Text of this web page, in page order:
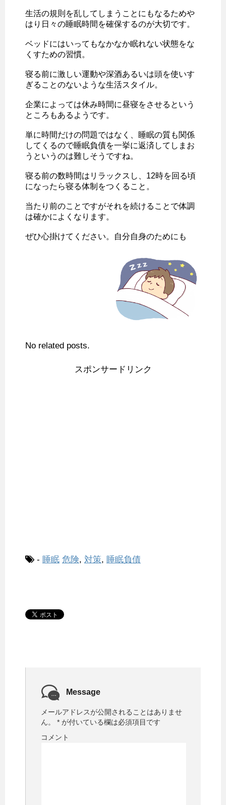
生活の規則を乱してしまうことにもなるためや
はり日々の睡眠時間を確保するのが大切です。
ベッドにはいってもなかなか眠れない状態をな
くすための習慣。
寝る前に激しい運動や深酒あるいは頭を使いす
ぎることのないような生活スタイル。
企業によっては休み時間に昼寝をさせるという
ところもあるようです。
単に時間だけの問題ではなく、睡眠の質も関係
してくるので睡眠負債を一挙に返済してしまお
うというのは難しそうですね。
寝る前の数時間はリラックスし、12時を回る頃
になったら寝る体制をつくること。
当たり前のことですがそれを続けることで体調
は確かによくなります。
ぜひ心掛けてください。自分自身のためにも
No related posts.
スポンサードリンク
- 睡眠 危険, 対策, 睡眠負債
Message
メールアドレスが公開されることはありませ
ん。
* が付いている欄は必須項目です
コメント